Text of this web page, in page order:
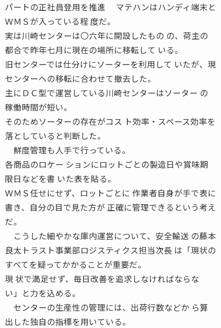
パートの正社員登用を推進 マテハンはハンディ端末と
ＷＭＳが入っている程 度だ。
実は川崎センターは〇六年に開設したもの の、荷主の
都合で昨年七月に現在の場所に移転して いる。
旧センターでは仕分けにソーターを利用して いたが、現
センターへの移転に合わせて撤去した。
主にＤＣ型で運営している川崎センターはソーター の
稼働時間が短い。
そのためソーターの存在がコス ト効率・スペース効率を
落としていると判断した。
鮮度管理も人手で行っている。
各商品のロケー ションにロットごとの製造日や賞味期
限日などを書 いた表を貼る。
ＷＭＳ任せにせず、ロットごとに 作業者自身が手で表に
書き、自分の目で見た方が 正確に管理できるという考え
だ。
こうした細やかな庫内運営について、安全輸送 の藤本
良太トラスト事業部ロジスティクス担当次長 は「現状の
すべてを疑ってかかることが重要だ。
現 状で満足せず、毎日改善を追求しなければならな
い」と力を込める。
センターの生産性の管理には、出荷行数などか ら算
出した独自の指標を用いている。